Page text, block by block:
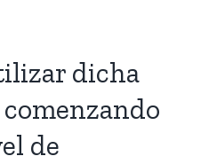
dicha
de